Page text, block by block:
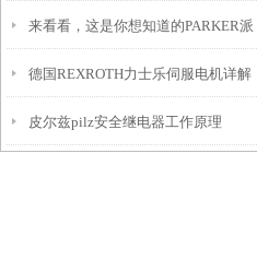
来看看，这是你想知道的PARKER派
克泵吗？
德国REXROTH力士乐伺服电机详解
皮尔兹pilz安全继电器工作原理